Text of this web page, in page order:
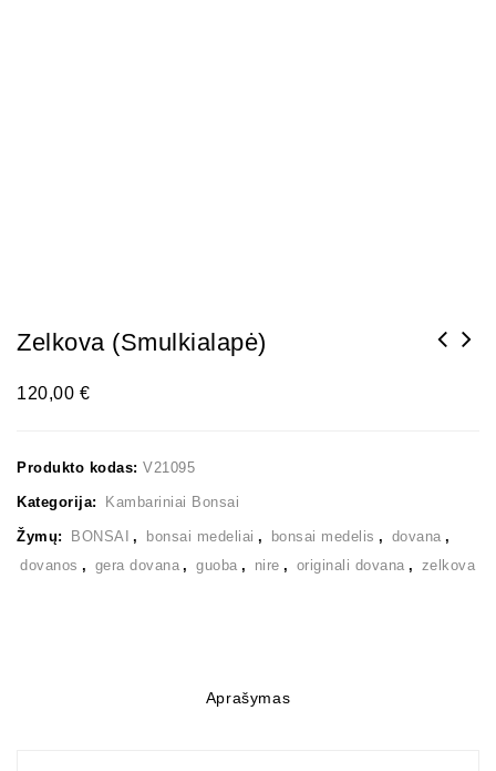
Zelkova (smulkialapė)
120,00€
Produkto kodas: V21095
Kategorija: Kambariniai Bonsai
Žymų: BONSAI , bonsai medeliai , bonsai medelis , dovana ,
dovanos , gera dovana , guoba , nire , originali dovana , zelkova
Aprašymas